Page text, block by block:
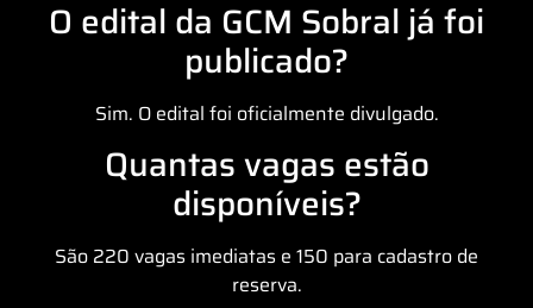
O edital da GCM Sobral já foi
publicado?
Sim. O edital foi oficialmente divulgado.
Quantas vagas estão
disponíveis?
São 220 vagas imediatas e 150 para cadastro de
reserva.